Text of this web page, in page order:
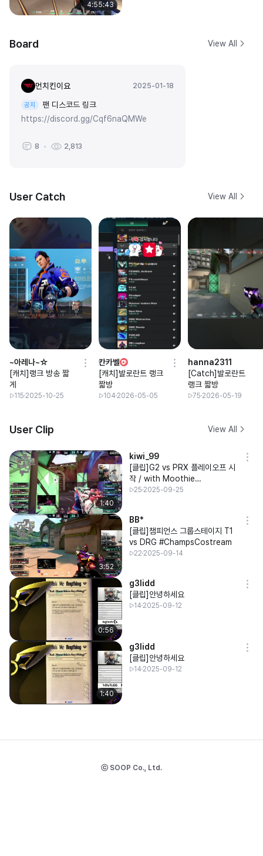
4:55:43
Board View All
먼치킨이요 2025-01-18
공지
팬 디스코드 링크
https://discord.gg/Cqf6naQMWe
8 2,813
User Catch View All
~아레나~☆
[캐치]랭크 방송 짧
게
115 2025-10-25
칸카벨
[캐치]발로란트 랭크
짧방
104 2026-05-05
hanna2311
[Catch]발로란트
랭크 짧방
75 2026-05-19
User Clip View All
1:40
kiwi_99
[클립]G2 vs PRX 플레이오프 시
작 / with Moothie
#ChampsCostream
25 2025-09-25
3:52
BB*
[클립]챔피언스 그룹스테이지 T1
vs DRG #ChampsCostream
22 2025-09-14
0:56
g3lidd
[클립]안녕하세요
14 2025-09-12
1:40
g3lidd
[클립]안녕하세요
14 2025-09-12
ⓒ SOOP Co., Ltd.